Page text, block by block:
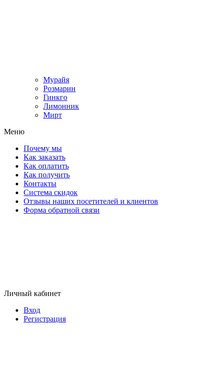
Мурайя
Розмарин
Гинкго
Лимонник
Мирт
Меню
Почему мы
Как заказать
Как оплатить
Как получить
Контакты
Система скидок
Отзывы наших посетителей и клиентов
Форма обратной связи
Личный кабинет
Вход
Регистрация